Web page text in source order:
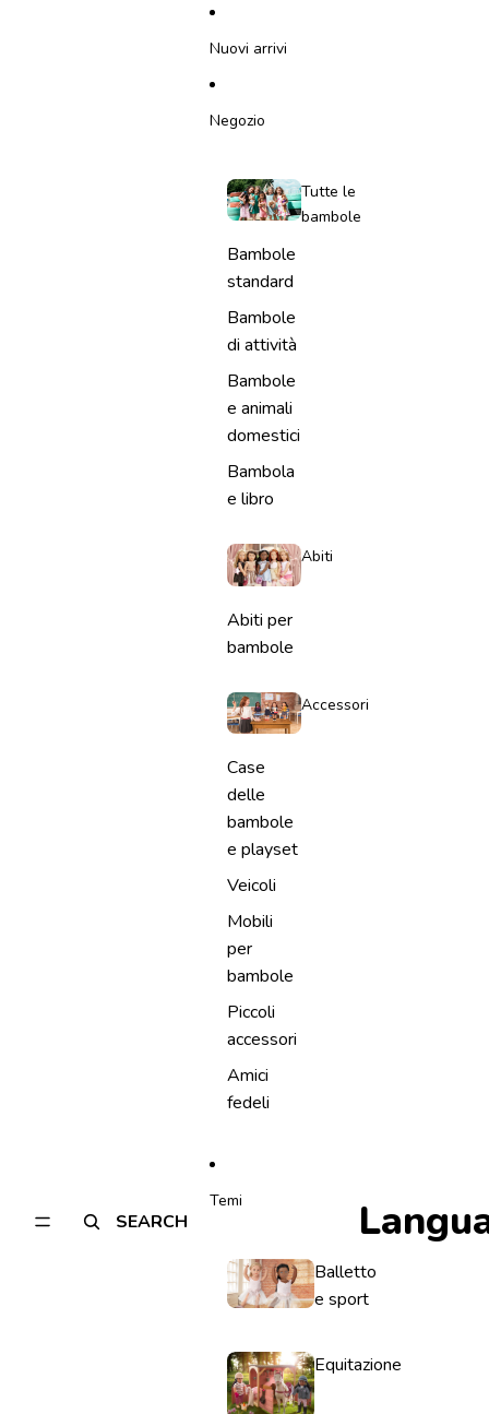
SEARCH
Nuovi arrivi
Negozio
Tutte le
bambole
Bambole
standard
Bambole
di attività
Bambole
e animali
domestici
Bambola
e libro
Abiti
Abiti per
bambole
Accessori
Case
delle
bambole
e playset
Veicoli
Mobili
per
bambole
Piccoli
accessori
Amici
fedeli
Temi
Balletto
e sport
Equitazione